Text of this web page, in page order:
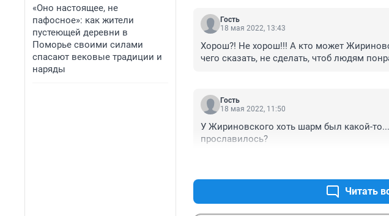
«Оно настоящее, не
пафосное»: как жители
пустеющей деревни в
Поморье своими силами
спасают вековые традиции и
наряды
Гость
18 мая 2022, 13:43
Хорош?! Не хорош!!! А кто может
чего сказать, не сделать, чтоб людям
Гость
18 мая 2022, 11:50
У Жириновского хоть шарм был какой-
прославилось?
Читать